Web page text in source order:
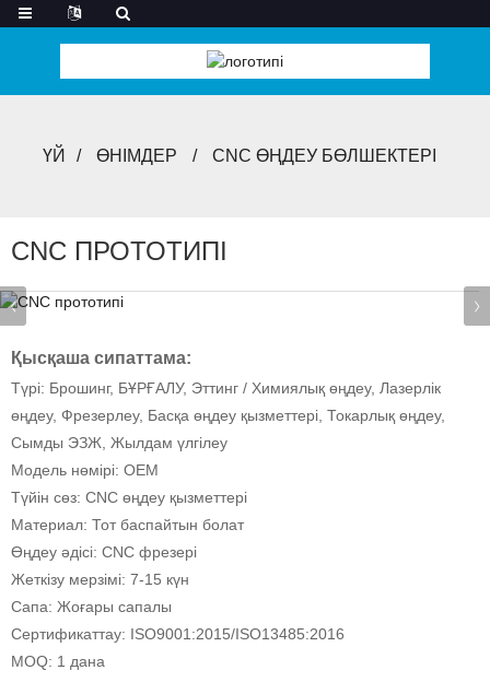
ҮЙ ӨНІМДЕР CNC ӨҢДЕУ БӨЛШЕКТЕРІ
CNC ПРОТОТИПІ
Қысқаша сипаттама:
Түрі: Брошинг, БҰРҒАЛУ, Эттинг / Химиялық өңдеу, Лазерлік
өңдеу, Фрезерлеу, Басқа өңдеу қызметтері, Токарлық өңдеу,
Сымды ЭЗЖ, Жылдам үлгілеу
Модель нөмірі: OEM
Түйін сөз: CNC өңдеу қызметтері
Материал: Тот баспайтын болат
Өңдеу әдісі: CNC фрезері
Жеткізу мерзімі: 7-15 күн
Сапа: Жоғары сапалы
Сертификаттау: ISO9001:2015/ISO13485:2016
MOQ: 1 дана